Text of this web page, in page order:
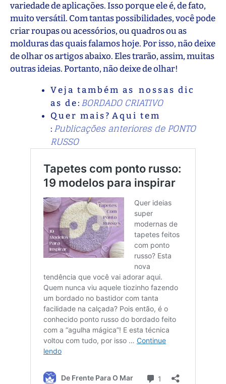
variedade de aplicações. Isso porque ele é, de fato,
muito versátil. Com tantas possibilidades, você pode
criar roupas ou acessórios, ou quadros ou as
molduras das quais falamos hoje. Por isso, não deixe
de olhar os artigos abaixo. Eles trarão, assim, muitas
outras ideias. Portanto, não deixe de olhar!
V e j a t a m b é m a s n o s s a s d i c
a s d e : BORDADO CRIATIVO
Q u e r m a i s ? A q u i t e m
: Publicações anteriores de PONTO
RUSSO